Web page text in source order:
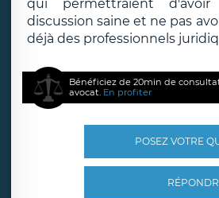
qui permettraient
discussion saine et ne pas
déjà des professionnels
Bénéficiez de 20min de
avocat. En profiter
POSEZ VOTRE